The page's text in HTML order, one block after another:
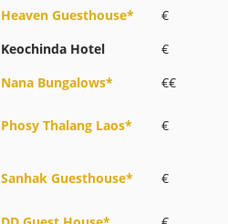
Heaven Guesthouse*
€
Keochinda Hotel
€
Nana Bungalows*
€€
Phosy Thalang Laos* €
Sanhak Guesthouse* €